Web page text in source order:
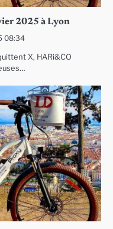
2025 à Lyon
08:34
X, HARi&CO